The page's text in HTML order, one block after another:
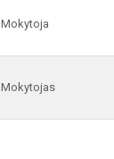
Mokytoja
Mokytojas